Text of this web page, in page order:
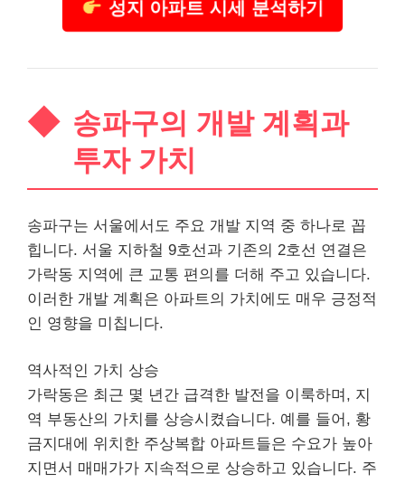
성지 아파트 시세 분석하기
송파구의 개발 계획과
투자 가치
송파구는 서울에서도 주요 개발 지역 중 하나로 꼽
힙니다. 서울 지하철 9호선과 기존의 2호선 연결은
가락동 지역에 큰 교통 편의를 더해 주고 있습니다.
이러한 개발 계획은 아파트의 가치에도 매우 긍정적
인 영향을 미칩니다.
역사적인 가치 상승
가락동은 최근 몇 년간 급격한 발전을 이룩하며, 지
역 부동산의 가치를 상승시켰습니다. 예를 들어, 황
금지대에 위치한 주상복합 아파트들은 수요가 높아
지면서 매매가가 지속적으로 상승하고 있습니다. 주